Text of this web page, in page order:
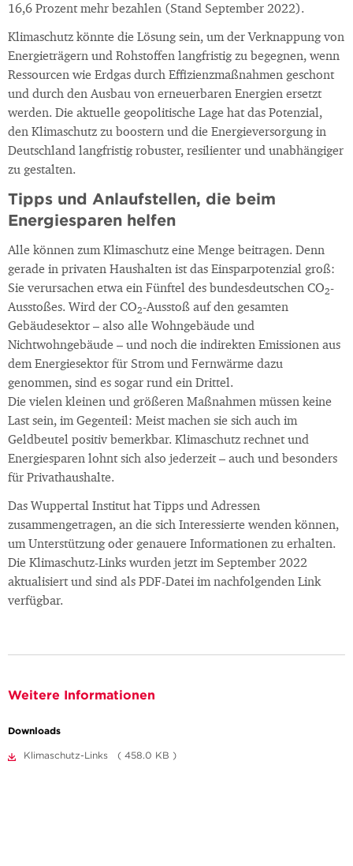
16,6 Prozent mehr bezahlen (Stand September 2022).
Klimaschutz könnte die Lösung sein, um der Verknappung von
Energieträgern und Rohstoffen langfristig zu begegnen, wenn
Ressourcen wie Erdgas durch Effizienzmaßnahmen geschont
und durch den Ausbau von erneuerbaren Energien ersetzt
werden. Die aktuelle geopolitische Lage hat das Potenzial,
den Klimaschutz zu boostern und die Energieversorgung in
Deutschland langfristig robuster, resilienter und unabhängiger
zu gestalten.
Tipps und Anlaufstellen, die beim
Energiesparen helfen
Alle können zum Klimaschutz eine Menge beitragen. Denn
gerade in privaten Haushalten ist das Einsparpotenzial groß:
Sie verursachen etwa ein Fünftel des bundesdeutschen CO2-
Ausstoßes. Wird der CO2-Ausstoß auf den gesamten
Gebäudesektor – also alle Wohngebäude und
Nichtwohngebäude – und noch die indirekten Emissionen aus
dem Energiesektor für Strom und Fernwärme dazu
genommen, sind es sogar rund ein Drittel.
Die vielen kleinen und größeren Maßnahmen müssen keine
Last sein, im Gegenteil: Meist machen sie sich auch im
Geldbeutel positiv bemerkbar. Klimaschutz rechnet und
Energiesparen lohnt sich also jederzeit – auch und besonders
für Privathaushalte.
Das Wuppertal Institut hat Tipps und Adressen
zusammengetragen, an die sich Interessierte wenden können,
um Unterstützung oder genauere Informationen zu erhalten.
Die Klimaschutz-Links wurden jetzt im September 2022
aktualisiert und sind als PDF-Datei im nachfolgenden Link
verfügbar.
Weitere Informationen
Downloads
Klimaschutz-Links ( 458.0 KB )